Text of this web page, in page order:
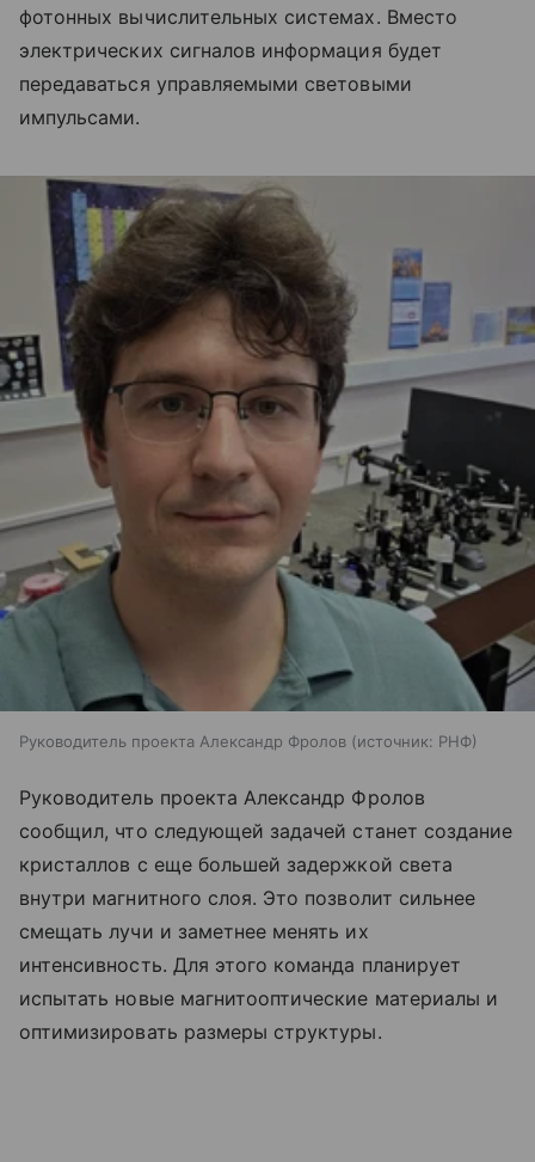
фотонных вычислительных системах. Вместо
электрических сигналов информация будет
передаваться управляемыми световыми
импульсами.
Руководитель проекта Александр Фролов источник: РНФ
Руководитель проекта Александр Фролов
сообщил, что следующей задачей станет создание
кристаллов с еще большей задержкой света
внутри магнитного слоя. Это позволит сильнее
смещать лучи и заметнее менять их
интенсивность. Для этого команда планирует
испытать новые магнитооптические материалы и
оптимизировать размеры структуры.